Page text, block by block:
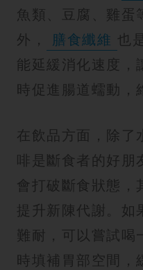
魚類、豆腐、雞蛋
外，
膳食纖維 也
能延緩消化速度，
時促進腸道蠕動，
在飲品方面，除了
啡是斷食者的好朋
會打破斷食狀態，
提升新陳代謝。如
難耐，可以嘗試喝
時填補胃部空間，